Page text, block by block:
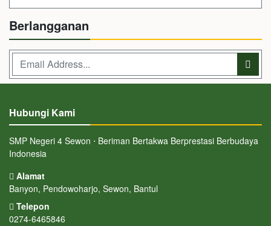
Berlangganan
Hubungi Kami
SMP Negeri 4 Sewon ⋅ Beriman Bertakwa Berprestasi Berbudaya
Indonesia
Alamat
Banyon, Pendowoharjo, Sewon, Bantul
Telepon
0274-6465846